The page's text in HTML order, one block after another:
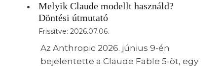
Melyik Claude modellt használd?
Döntési útmutató
Frissítve: 2026.07.06.
Az Anthropic 2026. június 9-én
bejelentette a Claude Fable 5-öt, egy